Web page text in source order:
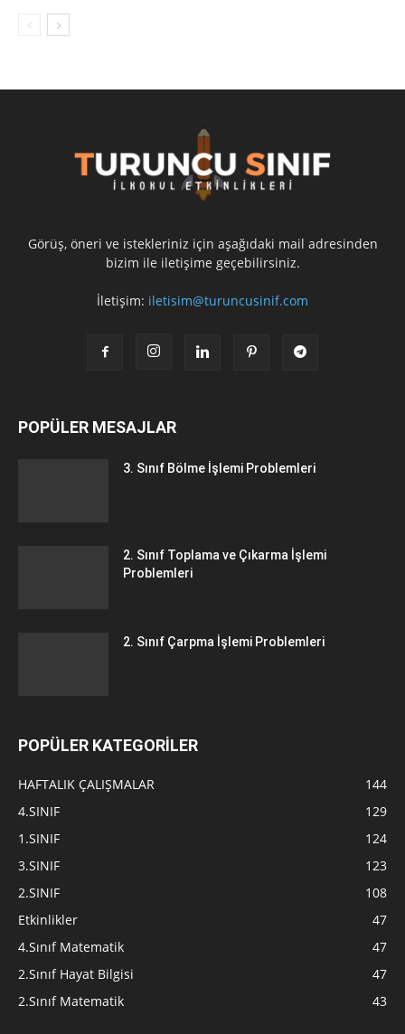
Görüş, öneri ve istekleriniz için aşağıdaki mail adresinden
bizim ile iletişime geçebilirsiniz.
İletişim: iletisim@turuncusinif.com
POPÜLER MESAJLAR
3. Sınıf Bölme İşlemi Problemleri
2. Sınıf Toplama ve Çıkarma İşlemi
Problemleri
2. Sınıf Çarpma İşlemi Problemleri
POPÜLER KATEGORİLER
HAFTALIK ÇALIŞMALAR
144
4.SINIF
129
1.SINIF
124
3.SINIF
123
2.SINIF
108
Etkinlikler
47
4.Sınıf Matematik
47
2.Sınıf Hayat Bilgisi
47
2.Sınıf Matematik
43